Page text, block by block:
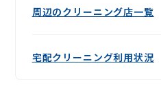
周辺のクリーニング店一覧
宅配クリーニング利用状況